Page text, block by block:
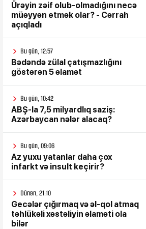
Ürəyin zəif olub-olmadığını necə
müəyyən etmək olar? - Cərrah
açıqladı
Bu gün, 12:57
Bədəndə zülal çatışmazlığını
göstərən 5 əlamət
Bu gün, 10:42
ABŞ-la 7,5 milyardlıq saziş:
Azərbaycan nələr alacaq?
Bu gün, 09:06
Az yuxu yatanlar daha çox
infarkt və insult keçirir?
Dünən, 21:10
Gecələr çığırmaq və əl-qol atmaq
təhlükəli xəstəliyin əlaməti ola
bilər